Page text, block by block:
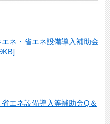
ネ・省エネ設備導入補助金
エネ設備導入等補助金Q＆